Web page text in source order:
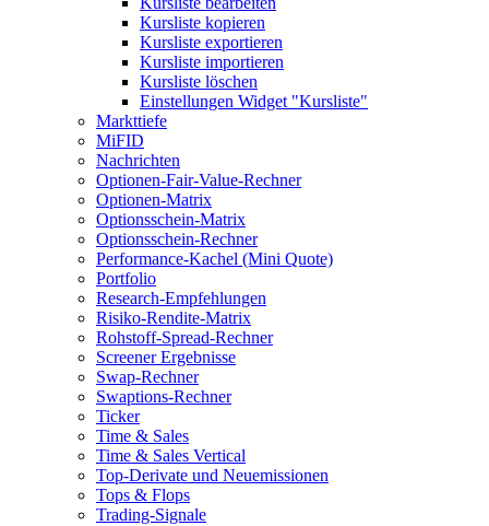
Kursliste kopieren
Kursliste exportieren
Kursliste importieren
Kursliste löschen
Einstellungen Widget "Kursliste"
Markttiefe
MiFID
Nachrichten
Optionen-Fair-Value-Rechner
Optionen-Matrix
Optionsschein-Matrix
Optionsschein-Rechner
Performance-Kachel (Mini Quote)
Portfolio
Research-Empfehlungen
Risiko-Rendite-Matrix
Rohstoff-Spread-Rechner
Screener Ergebnisse
Swap-Rechner
Swaptions-Rechner
Ticker
Time & Sales
Time & Sales Vertical
Top-Derivate und Neuemissionen
Tops & Flops
Trading-Signale